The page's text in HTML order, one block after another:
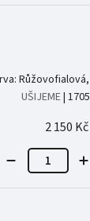
UŠIJEME|
2 150 Kč